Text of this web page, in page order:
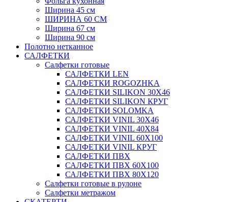
Ширина 45 см
ШИРИНА 60 СМ
Ширина 67 см
Ширина 90 см
Полотно нетканное
САЛФЕТКИ
Салфетки готовые
САЛФЕТКИ LEN
САЛФЕТКИ ROGOZHKA
САЛФЕТКИ SILIKON 30Х46
САЛФЕТКИ SILIKON КРУГ
САЛФЕТКИ SOLOMKA
САЛФЕТКИ VINIL 30Х46
САЛФЕТКИ VINIL 40Х84
САЛФЕТКИ VINIL 60Х100
САЛФЕТКИ VINIL КРУГ
САЛФЕТКИ ПВХ
САЛФЕТКИ ПВХ 60Х100
САЛФЕТКИ ПВХ 80Х120
Салфетки готовые в рулоне
Салфетки метражом